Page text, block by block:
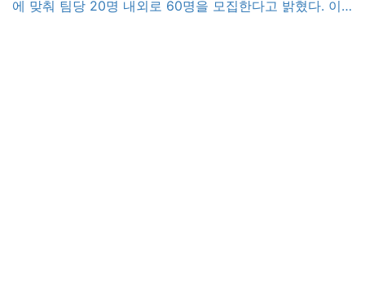
에 맞춰 팀당 20명 내외로 60명을 모집한다고 밝혔다. 이